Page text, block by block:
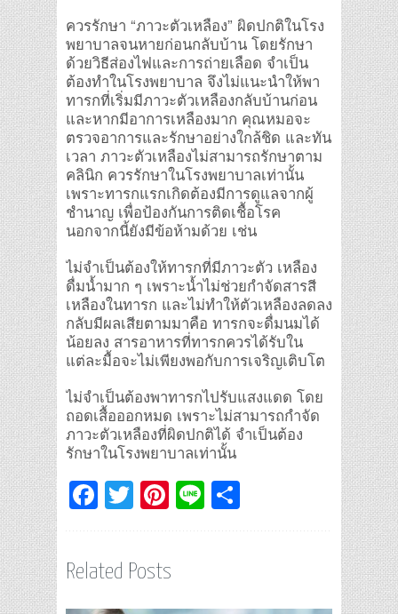
ควรรักษา “ภาวะตัวเหลือง” ผิดปกติในโรง
พยาบาลจนหายก่อนกลับบ้าน โดยรักษา
ด้วยวิธีส่องไฟและการถ่ายเลือด จำเป็น
ต้องทำในโรงพยาบาล จึงไม่แนะนำให้พา
ทารกที่เริ่มมีภาวะตัวเหลืองกลับบ้านก่อน
และหากมีอาการเหลืองมาก คุณหมอจะ
ตรวจอาการและรักษาอย่างใกล้ชิด และทัน
เวลา ภาวะตัวเหลืองไม่สามารถรักษาตาม
คลินิก ควรรักษาในโรงพยาบาลเท่านั้น
เพราะทารกแรกเกิดต้องมีการดูแลจากผู้
ชำนาญ เพื่อป้องกันการติดเชื้อโรค
นอกจากนี้ยังมีข้อห้ามด้วย เช่น
ไม่จำเป็นต้องให้ทารกที่มีภาวะตัว เหลือง
ดื่มน้ำมาก ๆ เพราะน้ำไม่ช่วยกำจัดสารสี
เหลืองในทารก และไม่ทำให้ตัวเหลืองลดลง
กลับมีผลเสียตามมาคือ ทารกจะดื่มนมได้
น้อยลง สารอาหารที่ทารกควรได้รับใน
แต่ละมื้อจะไม่เพียงพอกับการเจริญเติบโต
ไม่จำเป็นต้องพาทารกไปรับแสงแดด โดย
ถอดเสื้อออกหมด เพราะไม่สามารถกำจัด
ภาวะตัวเหลืองที่ผิดปกติได้ จำเป็นต้อง
รักษาในโรงพยาบาลเท่านั้น
Facebook
TwitterPinterest
Line
Related Posts